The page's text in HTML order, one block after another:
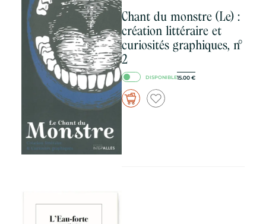
Chant du monstre (Le) :
création littéraire et
curiosités graphiques, n°
2
DISPONIBLE15.00 €